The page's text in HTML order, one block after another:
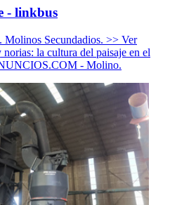
- linkbus
Molinos Secundadios. >> Ver
la cultura del paisaje en el
- Molino.